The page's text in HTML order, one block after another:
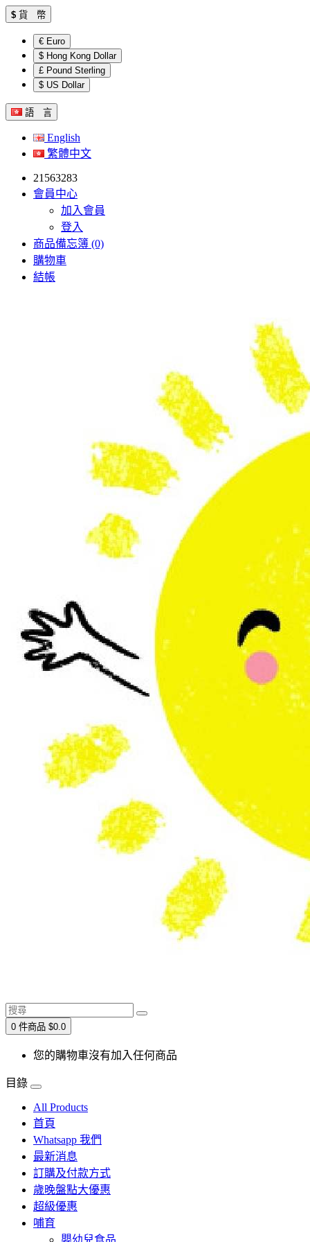
$ 貨 幣
€ Euro
$ Hong Kong Dollar
£ Pound Sterling
$ US Dollar
語 言
English
繁體中文
21563283
會員中心
加入會員
登入
商品備忘簿 (0)
購物車
結帳
0 件商品 $0.0
您的購物車沒有加入任何商品
目錄
All Products
首頁
Whatsapp 我們
最新消息
訂購及付款方式
歲晚盤點大優惠
超級優惠
哺育
嬰幼兒食品